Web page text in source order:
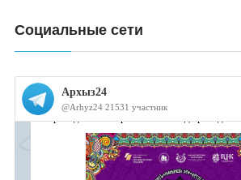
Социальные сети